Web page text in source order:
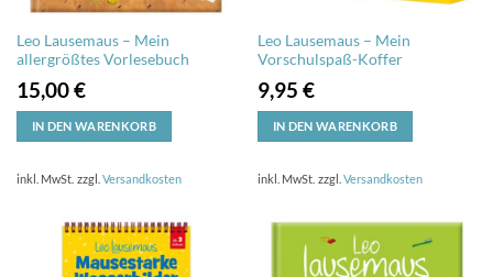
Leo Lausemaus – Mein
allergrößtes Vorlesebuch
15,00€
IN DEN WARENKORB
inkl. MwSt. zzgl. Versandkosten
Leo Lausemaus – Mein
Vorschulspaß-Koffer
9,95 €
IN DEN WARENKORB
inkl. MwSt. zzgl. Versandkosten